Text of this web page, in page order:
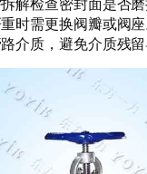
时需更换阀瓣或阀
介质，避免介质残留